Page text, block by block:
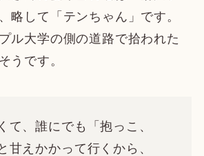
略して「テンちゃん」です。
ル大学の側の道路で拾われた
うです。
て、誰にでも「抱っこ、
甘えかかって行くから、